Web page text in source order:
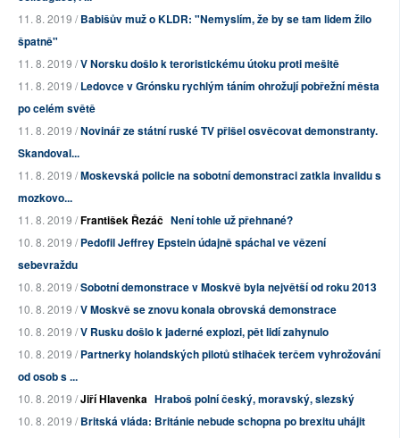
11. 8. 2019 /Babišův muž o KLDR: "Nemyslím, že by se tam lidem žilo
špatně"
11. 8. 2019 /V Norsku došlo k teroristickému útoku proti mešitě
11. 8. 2019 /Ledovce v Grónsku rychlým táním ohrožují pobřežní města
po celém světě
11. 8. 2019 /Novinář ze státní ruské TV přišel osvěcovat demonstranty.
Skandoval...
11. 8. 2019 /Moskevská policie na sobotní demonstraci zatkla invalidu s
mozkovo...
11. 8. 2019 /František Řezáč Není tohle už přehnané?
10. 8. 2019 /Pedofil Jeffrey Epstein údajně spáchal ve vězení
sebevraždu
10. 8. 2019 /Sobotní demonstrace v Moskvě byla největší od roku 2013
10. 8. 2019 /V Moskvě se znovu konala obrovská demonstrace
10. 8. 2019 /V Rusku došlo k jaderné explozi, pět lidí zahynulo
10. 8. 2019 /Partnerky holandských pilotů stihaček terčem vyhrožování
od osob s ...
10. 8. 2019 /Jiří Hlavenka Hraboš polní český, moravský, slezský
10. 8. 2019 /Britská vláda: Británie nebude schopna po brexitu uhájit